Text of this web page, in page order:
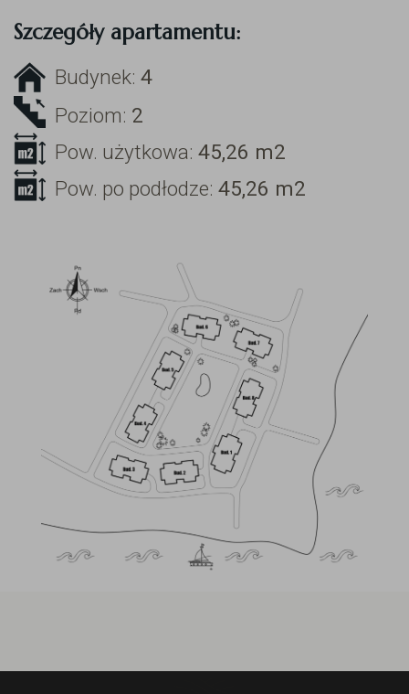
Szczegóły apartamentu:
Budynek: 4
Poziom: 2
Pow. użytkowa: 45,26 m2
Pow. po podłodze: 45,26 m2